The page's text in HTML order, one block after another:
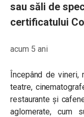
sau săli de
certificatului
acum 5 ani
Începând de
teatre,
restaurante și
aglomerate, cum